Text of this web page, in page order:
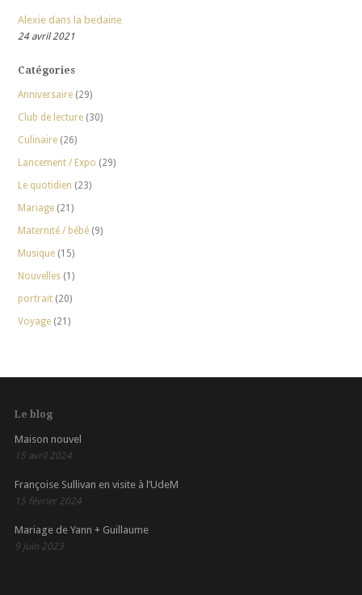
Alexie dans la bedaine
24 avril 2021
Catégories
Anniversaire(29)
Club de lecture(30)
Culinaire(26)
Lancement / Expo (29)
Le quotidien (23)
Mariage(21)
Maternité / bébé(9)
Musique(15)
Nouvelles(1)
portrait(20)
Voyage(21)
Le blog
Maison nouvel
15 avril 2024
Françoise Sullivan en visite à l’UdeM
15 février 2024
Mariage de Yann + Guillaume
9 juin 2023